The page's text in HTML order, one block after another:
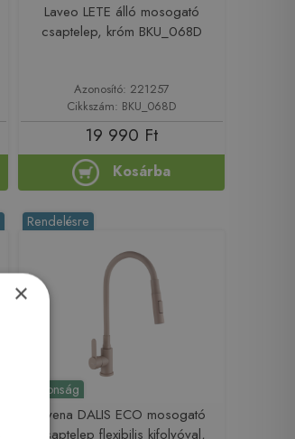
Laveo LETE álló mosogató
csaptelep, króm BKU_068D
Azonosító: 221257
Cikkszám: BKU_068D
19 990 Ft
Kosárba
Újdonság
Rendelésre
Invena DALIS ECO mosogató
csaptelep flexibilis kifolyóval,
×